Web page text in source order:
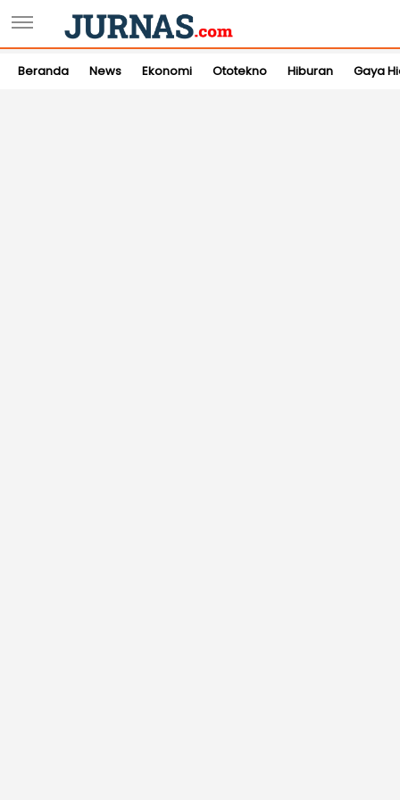
Beranda News Ekonomi Ototekno Hiburan Gaya